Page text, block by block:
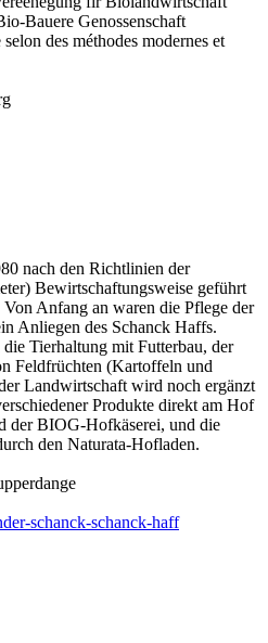
Bauere Genossenschaft
des méthodes modernes et
nach den Richtlinien der
Bewirtschaftungsweise geführt
Anfang an waren die Pflege der
Anliegen des Schanck Haffs.
Tierhaltung mit Futterbau, der
Feldfrüchten (Kartoffeln und
Landwirtschaft wird noch ergänzt
Produkte direkt am Hof
der BIOG-Hofkäserei, und die
den Naturata-Hofladen.
schanck-schanck-haff